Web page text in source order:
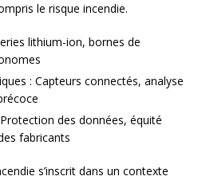
le risque incendie.
lithium-ion, bornes de
: Capteurs connectés, analyse
des données, équité
fabricants
s’inscrit dans un contexte